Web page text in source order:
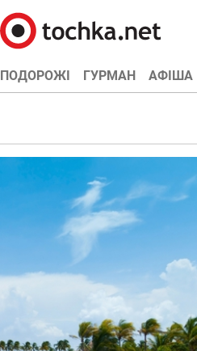
ПОДОРОЖІ ГУРМАН АФІША